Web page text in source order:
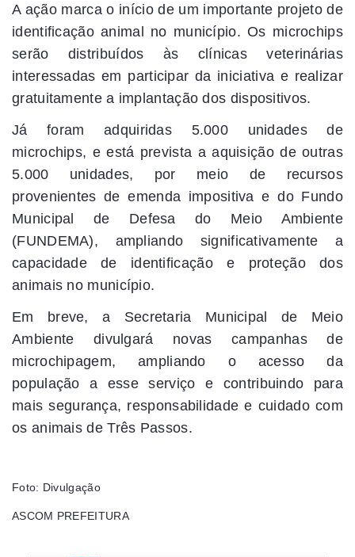
A ação marca o início de um importante projeto de
identificação animal no município. Os microchips
serão distribuídos às clínicas veterinárias
interessadas em participar da iniciativa e realizar
gratuitamente a implantação dos dispositivos.
Já foram adquiridas 5.000 unidades de
microchips, e está prevista a aquisição de outras
5.000 unidades, por meio de recursos
provenientes de emenda impositiva e do Fundo
Municipal de Defesa do Meio Ambiente
(FUNDEMA), ampliando significativamente a
capacidade de identificação e proteção dos
animais no município.
Em breve, a Secretaria Municipal de Meio
Ambiente divulgará novas campanhas de
microchipagem, ampliando o acesso da
população a esse serviço e contribuindo para
mais segurança, responsabilidade e cuidado com
os animais de Três Passos.
Foto: Divulgação
ASCOM PREFEITURA